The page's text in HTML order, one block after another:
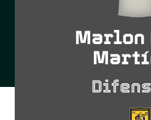
Marlon